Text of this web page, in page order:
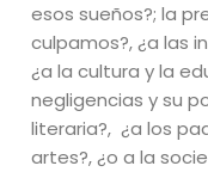
esos sueños?; la
culpamos?, ¿a las
¿a la cultura y la
negligencias y su
literaria?, ¿a los
artes?, ¿o a la